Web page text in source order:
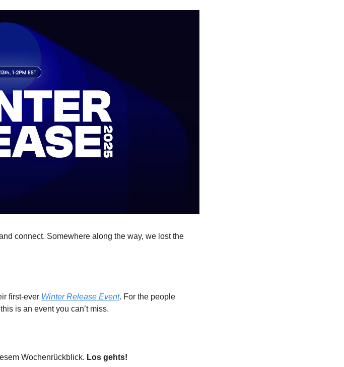
connect. Somewhere along the way, we lost the
first-ever Winter Release Event. For the people
is an event you can’t miss.
Wochenrückblick. Los gehts!